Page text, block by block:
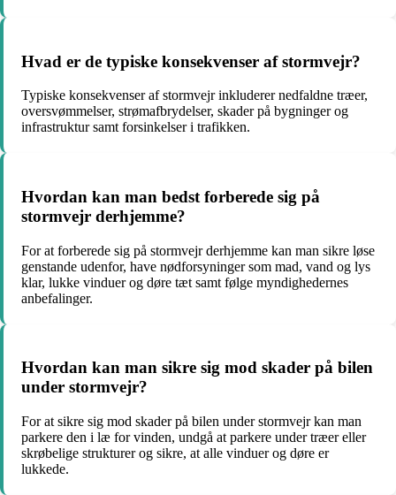
Hvad er de typiske konsekvenser af stormvejr?
Typiske konsekvenser af stormvejr inkluderer nedfaldne træer,
oversvømmelser, strømafbrydelser, skader på bygninger og
infrastruktur samt forsinkelser i trafikken.
Hvordan kan man bedst forberede sig på
stormvejr derhjemme?
For at forberede sig på stormvejr derhjemme kan man sikre løse
genstande udenfor, have nødforsyninger som mad, vand og lys
klar, lukke vinduer og døre tæt samt følge myndighedernes
anbefalinger.
Hvordan kan man sikre sig mod skader på bilen
under stormvejr?
For at sikre sig mod skader på bilen under stormvejr kan man
parkere den i læ for vinden, undgå at parkere under træer eller
skrøbelige strukturer og sikre, at alle vinduer og døre er
lukkede.